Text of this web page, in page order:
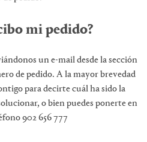
mi pedido?
un e-mail desde la sección
de pedido. A la mayor brevedad
para decirte cuál ha sido la
o bien puedes ponerte en
902 656 777